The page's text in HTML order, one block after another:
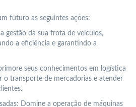
futuro as seguintes ações:
gestão da sua frota de veículos,
a eficiência e garantindo a
seus conhecimentos em logística
o transporte de mercadorias e atender
Domine a operação de máquinas